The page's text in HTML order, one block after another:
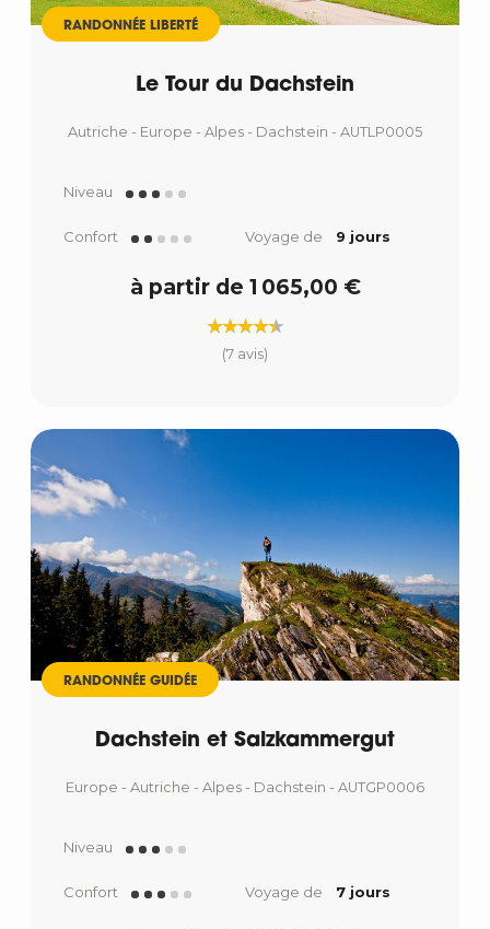
RANDONNÉE LIBERTÉ
Le Tour du Dachstein
Autriche - Europe - Alpes - Dachstein - AUTLP0005
Niveau
Confort Voyage de 9 jours
à partir de 1 065,00 €
(7 avis)
RANDONNÉE GUIDÉE
Dachstein et Salzkammergut
Europe - Autriche - Alpes - Dachstein - AUTGP0006
Niveau
Confort Voyage de 7 jours